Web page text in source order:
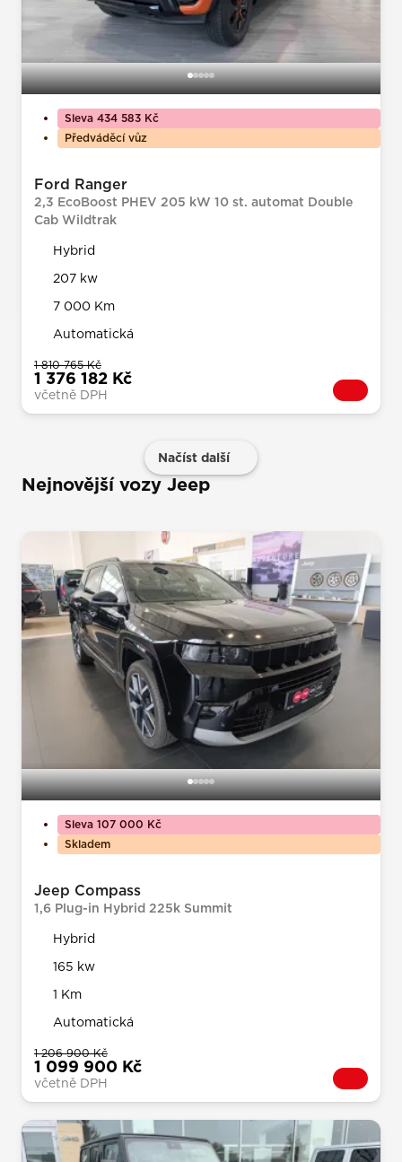
Sleva 434 583 Kč
Předváděcí vůz
Ford Ranger
2,3 EcoBoost PHEV 205 kW 10 st. automat Double
Cab Wildtrak
Hybrid
207 kw
7 000 Km
Automatická
1 810 765 Kč
1 376 182 Kč
včetně DPH
Načíst další
Nejnovější vozy Jeep
Sleva 107 000 Kč
Skladem
Jeep Compass
1,6 Plug-in Hybrid 225k Summit
Hybrid
165 kw
1 Km
Automatická
1 206 900 Kč
1 099 900 Kč
včetně DPH